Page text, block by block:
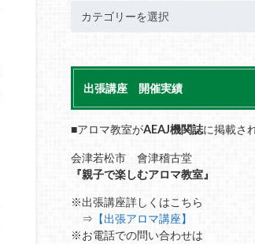
出張講座 開催実績
■アロマ教室がAEAJ機関誌に掲載さ
会津若松市 會津稽古堂
『親子で楽しむアロマ教室』
※出張講座詳しくはこちら
⇒ 【出張アロマ講座】
※お電話での問い合わせは